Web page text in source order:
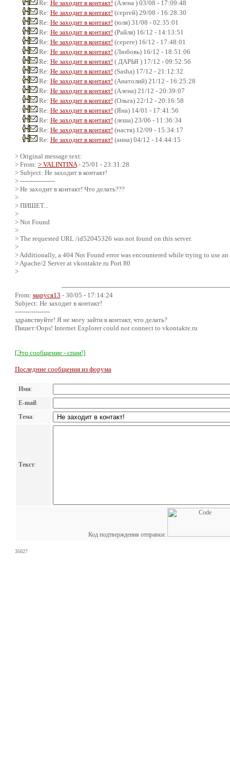
Re: Не заходит в контакт! (Алена ) 03/08 - 17:09:48
Re: Не заходит в контакт! (сергей) 29/08 - 16:28:30
Re: Не заходит в контакт! (юля) 31/08 - 02:35:01
Re: Не заходит в контакт! (Райля) 16/12 - 14:13:51
Re: Не заходит в контакт! (сереге) 16/12 - 17:48:01
Re: Не заходит в контакт! (Любовь) 16/12 - 18:51:06
Re: Не заходит в контакт! ( ДАРЬЯ ) 17/12 - 09:52:56
Re: Не заходит в контакт! (Sasha) 17/12 - 21:12:32
Re: Не заходит в контакт! (Анатолий) 21/12 - 16:25:28
Re: Не заходит в контакт! (Алена) 21/12 - 20:39:07
Re: Не заходит в контакт! (Ольга) 22/12 - 20:16:58
Re: Не заходит в контакт! (Яна) 14/01 - 17:41:56
Re: Не заходит в контакт! (леша) 23/06 - 11:36:34
Re: Не заходит в контакт! (настя) 12/09 - 15:34:17
Re: Не заходит в контакт! (анна) 04/12 - 14:44:15
> Original message text:
> From: > VALINTINA- 25/01 - 23:31:28
> Subject: Не заходит в контакт!
> -----------------
> Не заходит в контакт! Что делать???
>
> ПИШЕТ...
>
> Not Found
>
> The requested URL /id52045326 was not found on this server.
>
> Additionally, a 404 Not Found error was encountered while trying to use
> Apache/2 Server at vkontakte.ru Port 80
>
From: маруся13 - 30/05 - 17:14:24
Subject: Не заходит в контакт!
-----------------
здравствуйте! Я не могу зайти в контакт, что делать?
Пишет:Oops! Internet Explorer could not connect to vkontakte.ru
[Это сообщение - спам!]
Последние сообщения из форума
Имя:
E-mail:
Тема:
Текст:
Код подтверждения отправки:
35027